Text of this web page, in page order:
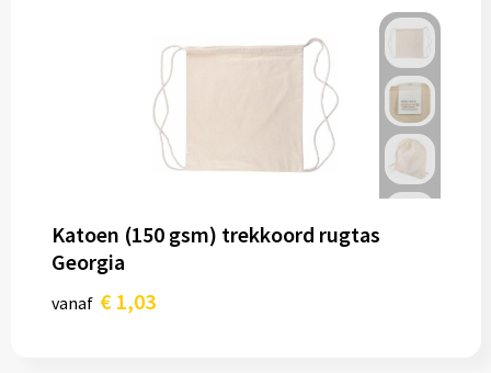
Katoen (150 gsm) trekkoord rugtas
Georgia
vanaf € 1,03